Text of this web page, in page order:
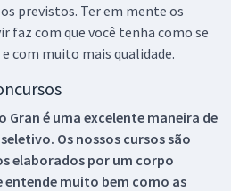
previstos. Ter em mente os
faz com que você tenha como se
com muito mais qualidade.
Gran é uma excelente maneira de
Os nossos cursos são
elaborados por um corpo
entende muito bem como as